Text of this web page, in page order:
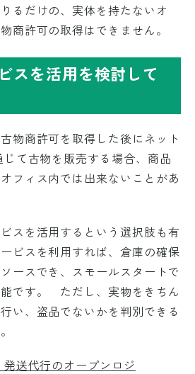
るだけの、実体を持たないオ
商許可の取得はできません。
スを活用を検討して
物商許可を取得した後にネット
て古物を販売する場合、商品
フィス内では出来ないことがあ
スを活用するという選択肢も有
ビスを利用すれば、倉庫の確保
ースでき、スモールスタートで
です。 ただし、実物をきちん
い、盗品でないかを判別できる
送代行のオープンロジ